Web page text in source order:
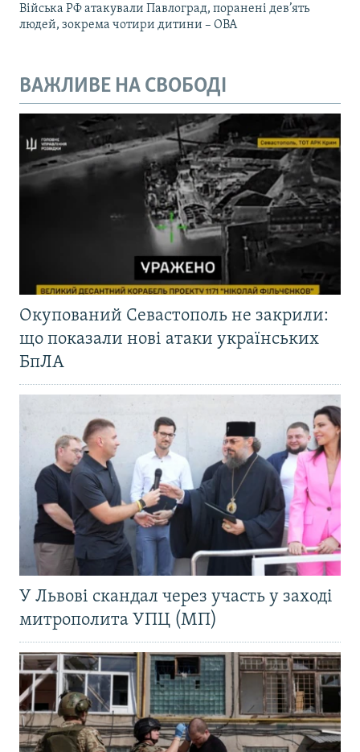
Війська РФ атакували Павлоград, поранені дев’ять
людей, зокрема чотири дитини – ОВА
ВАЖЛИВЕ НА СВОБОДІ
Окупований Севастополь не закрили:
що показали нові атаки українських
БпЛА
У Львові скандал через участь у заході
митрополита УПЦ (МП)